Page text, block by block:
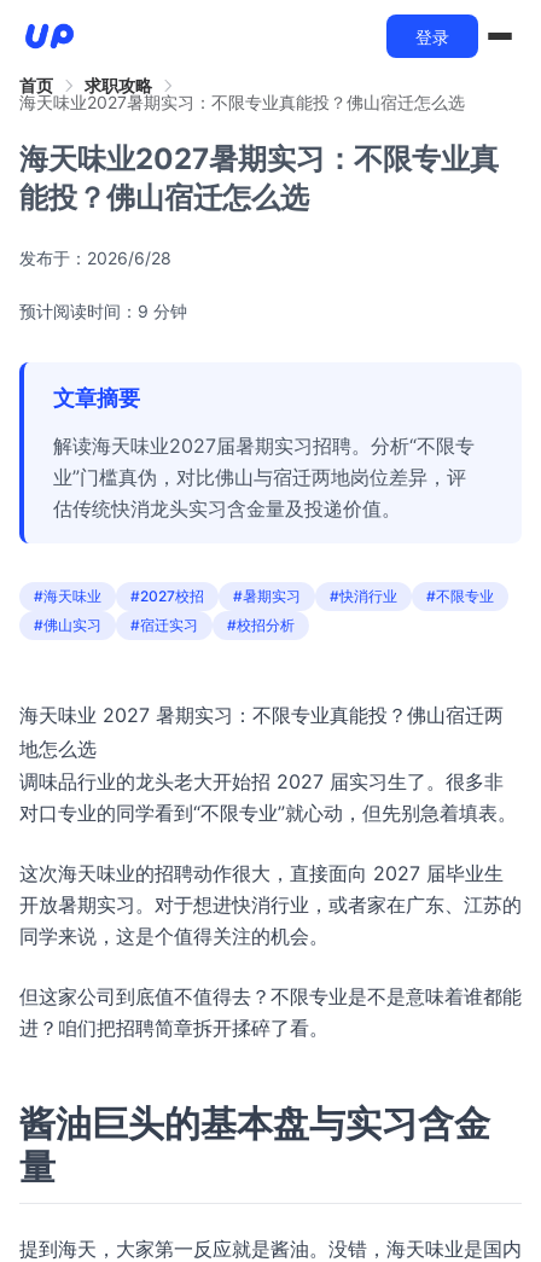
登录
首页
求职攻略
海天味业2027暑期实习：不限专业真能投？佛山宿迁怎么选
海天味业2027暑期实习：不限专业真
能投？佛山宿迁怎么选
发布于： 2026/6/28
预计阅读时间：9 分钟
文章摘要
解读海天味业2027届暑期实习招聘。分析“不限专
业”门槛真伪，对比佛山与宿迁两地岗位差异，评
估传统快消龙头实习含金量及投递价值。
#海天味业 #2027校招 #暑期实习 #快消行业
#不限专业
#佛山实习
#宿迁实习 #校招分析
海天味业 2027 暑期实习：不限专业真能投？佛山宿迁两
地怎么选
调味品行业的龙头老大开始招 2027 届实习生了。很多非
对口专业的同学看到“不限专业”就心动，但先别急着填表。
这次海天味业的招聘动作很大，直接面向 2027 届毕业生
开放暑期实习。对于想进快消行业，或者家在广东、江苏的
同学来说，这是个值得关注的机会。
但这家公司到底值不值得去？不限专业是不是意味着谁都能
进？咱们把招聘简章拆开揉碎了看。
酱油巨头的基本盘与实习含金
量
提到海天，大家第一反应就是酱油。没错，海天味业是国内